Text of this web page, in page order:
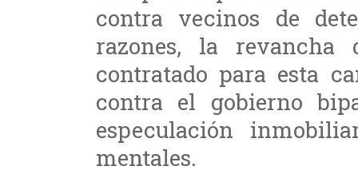
contra vecinos de
razones, la
contratado para esta
contra el gobierno
especulación
mentales.